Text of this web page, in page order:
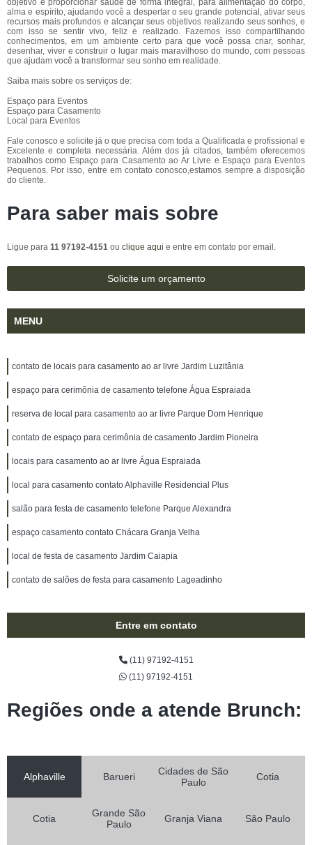
objetivo é proporcionar saúde de forma integral, para alimentação do corpo,
alma e espírito, ajudando você a despertar o seu grande potencial, ativar seus
recursos mais profundos e alcançar seus objetivos realizando seus sonhos, e
com isso se sentir vivo, feliz e realizado. Fazemos isso compartilhando
conhecimentos, em um ambiente certo para que você possa criar, sonhar,
desenhar, viver e construir o lugar mais maravilhoso do mundo, com pessoas
que ajudam você a transformar seu sonho em realidade.
Saiba mais sobre os serviços de:
Espaço para Eventos
Espaço para Casamento
Local para Eventos
Fale conosco e solicite já o que precisa com toda a Qualificada e profissional e
Excelente e completa necessária. Além dos já citados, também oferecemos
trabalhos como Espaço para Casamento ao Ar Livre e Espaço para Eventos
Pequenos. Por isso, entre em contato conosco,estamos sempre a disposição
do cliente.
Para saber mais sobre
Ligue para 11 97192-4151 ou clique aqui e entre em contato por email.
Solicite um orçamento
MENU
contato de locais para casamento ao ar livre Jardim Luzitânia
espaço para cerimônia de casamento telefone Água Espraiada
reserva de local para casamento ao ar livre Parque Dom Henrique
contato de espaço para cerimônia de casamento Jardim Pioneira
locais para casamento ao ar livre Água Espraiada
local para casamento contato Alphaville Residencial Plus
salão para festa de casamento telefone Parque Alexandra
espaço casamento contato Chácara Granja Velha
local de festa de casamento Jardim Caiapia
contato de salões de festa para casamento Lageadinho
Entre em contato
(11) 97192-4151
(11) 97192-4151
Regiões onde a atende Brunch:
Alphaville Barueri
Cidades de São
Paulo
Cotia
Cotia
Grande São
Paulo
Granja Viana São Paulo